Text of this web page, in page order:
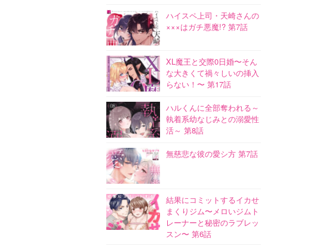
ハイスペ上司・天崎さんの
×××はガチ悪魔!? 第7話
XL魔王と交際0日婚〜そん
な大きくて禍々しいの挿入
らない！〜 第17話
ハルくんに全部奪われる～
執着系幼なじみとの溺愛性
活～ 第8話
無慈悲な彼の愛シ方 第7話
結果にコミットするイカせ
まくりジム〜メロいジムト
レーナーと秘密のラブレッ
スン〜 第6話